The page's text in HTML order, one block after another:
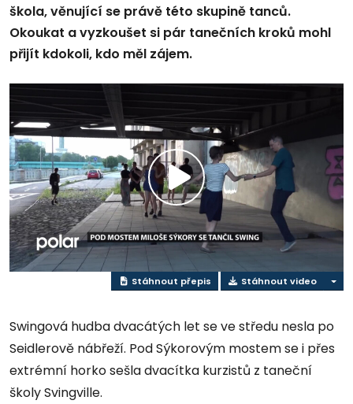
škola, věnující se právě této skupině tanců.
Okoukat a vyzkoušet si pár tanečních kroků mohl
přijít kdokoli, kdo měl zájem.
Přehrát
video
Stáhnout přepis Stáhnout video
Swingová hudba dvacátých let se ve středu nesla po
Seidlerově nábřeží. Pod Sýkorovým mostem se i přes
extrémní horko sešla dvacítka kurzistů z taneční
školy Svingville.